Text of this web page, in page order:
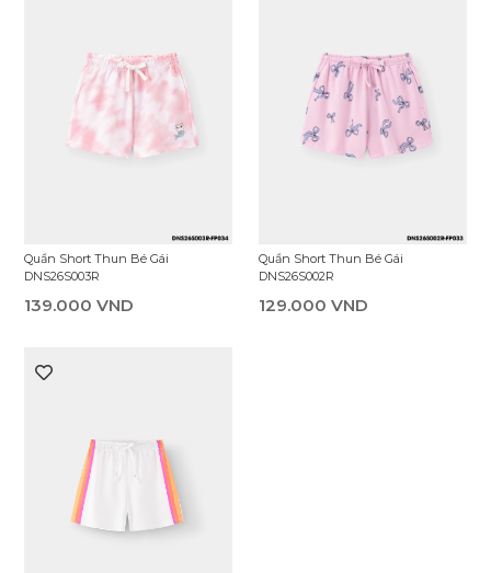
Quần Short Thun Bé Gái
DNS26S003R
139.000 VND
Quần Short Thun Bé Gái
DNS26S002R
129.000 VND